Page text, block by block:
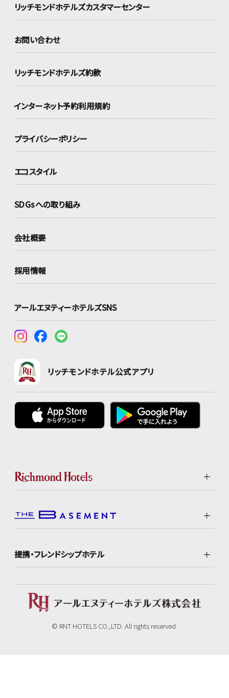
リッチモンドホテルズカスタマーセンター
お問い合わせ
リッチモンドホテルズ約款
インターネット予約利用規約
プライバシーポリシー
エコスタイル
SDGsへの取り組み
会社概要
採用情報
アールエヌティーホテルズSNS
リッチモンドホテル公式アプリ
提携・フレンドシップホテル
© RNT HOTELS CO.,LTD. All rights reserved.